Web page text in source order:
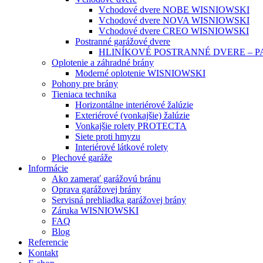
Vchodové dvere NOBE WISNIOWSKI
Vchodové dvere NOVA WISNIOWSKI
Vchodové dvere CREO WISNIOWSKI
Postranné garážové dvere
HLINÍKOVÉ POSTRANNÉ DVERE –
Oplotenie a záhradné brány
Moderné oplotenie WISNIOWSKI
Pohony pre brány
Tieniaca technika
Horizontálne interiérové žalúzie
Exteriérové (vonkajšie) žalúzie
Vonkajšie rolety PROTECTA
Siete proti hmyzu
Interiérové látkové rolety
Plechové garáže
Informácie
Ako zamerať garážovú bránu
Oprava garážovej brány
Servisná prehliadka garážovej brány
Záruka WISNIOWSKI
FAQ
Blog
Referencie
Kontakt